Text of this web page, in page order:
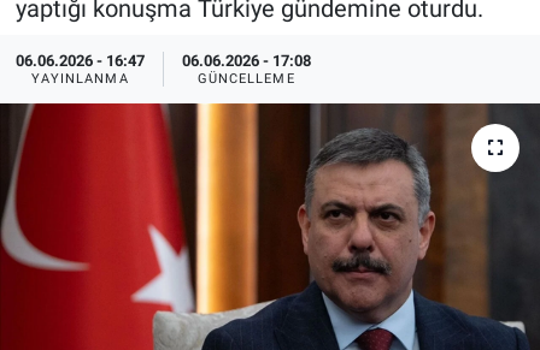
yaptığı konuşma Türkiye gündemine oturdu.
06.06.2026 - 16:47
YAYINLANMA
06.06.2026 - 17:08
GÜNCELLEME
Yazarlar
Medya
Erişim Bilgileri